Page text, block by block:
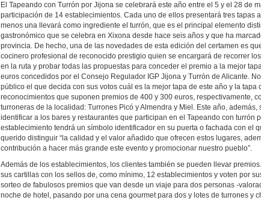
El Tapeando con Turrón por Jijona se celebrará este año entre el 5 y el 28 de
participación de 14 establecimientos. Cada uno de ellos presentará tres tapas
menos una llevará como ingrediente el turrón, que es el principal elemento
gastronómico que se celebra en Xixona desde hace seis años y que ha
provincia. De hecho, una de las novedades de esta edición del certamen es
cocinero profesional de reconocido prestigio quien se encargará de recorrer
en la ruta y probar todas las propuestas para conceder el premio a la mejor
euros concedidos por el Consejo Regulador IGP Jijona y Turrón de Alicante.
público el que decida con sus votos cuál es la mejor tapa de este año y la tapa
reconocimientos que suponen premios de 400 y 300 euros, respectivamente,
turroneras de la localidad: Turrones Picó y Almendra y Miel. Este año, además,
identificar a los bares y restaurantes que participan en el Tapeando con turrón
establecimiento tendrá un símbolo identificador en su puerta o fachada con el
querido distinguir “la calidad y el valor añadido que ofrecen estos lugares,
contribución a hacer más grande este evento y promocionar nuestro pueblo”.
Además de los establecimientos, los clientes también se pueden llevar
sus cartillas con los sellos de, como mínimo, 12 establecimientos y voten por
sorteo de fabulosos premios que van desde un viaje para dos personas -
noche de hotel, pasando por una cena gourmet para dos y lotes de turrones y